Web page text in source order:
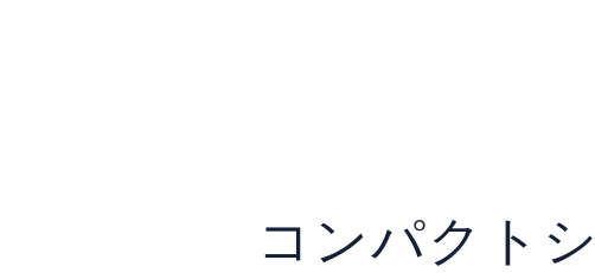
コンパクト